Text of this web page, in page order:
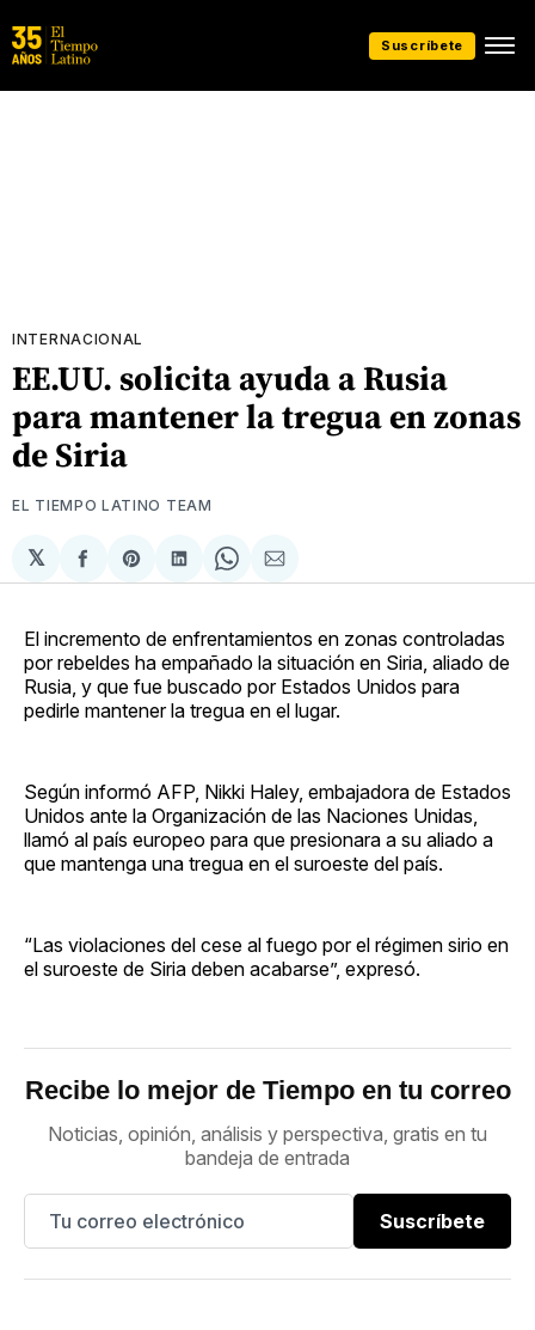
Suscríbete
INTERNACIONAL
EE.UU. solicita ayuda a Rusia
para mantener la tregua en zonas
de Siria
EL TIEMPO LATINO TEAM
𝕏
Compartir
en
Share
on
Compartir
en
Share
on
Compartir
via
El incremento de enfrentamientos en zonas controladas
por rebeldes ha empañado la situación en Siria, aliado de
Rusia, y que fue buscado por Estados Unidos para
pedirle mantener la tregua en el lugar.
Según informó AFP, Nikki Haley, embajadora de Estados
Unidos ante la Organización de las Naciones Unidas,
llamó al país europeo para que presionara a su aliado a
que mantenga una tregua en el suroeste del país.
“Las violaciones del cese al fuego por el régimen sirio en
el suroeste de Siria deben acabarse”, expresó.
Recibe lo mejor de Tiempo en tu correo
Noticias, opinión, análisis y perspectiva, gratis en tu
bandeja de entrada
Suscríbete